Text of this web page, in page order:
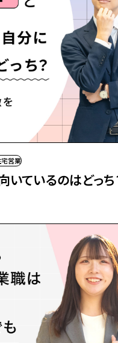
営業
いているのはどっち